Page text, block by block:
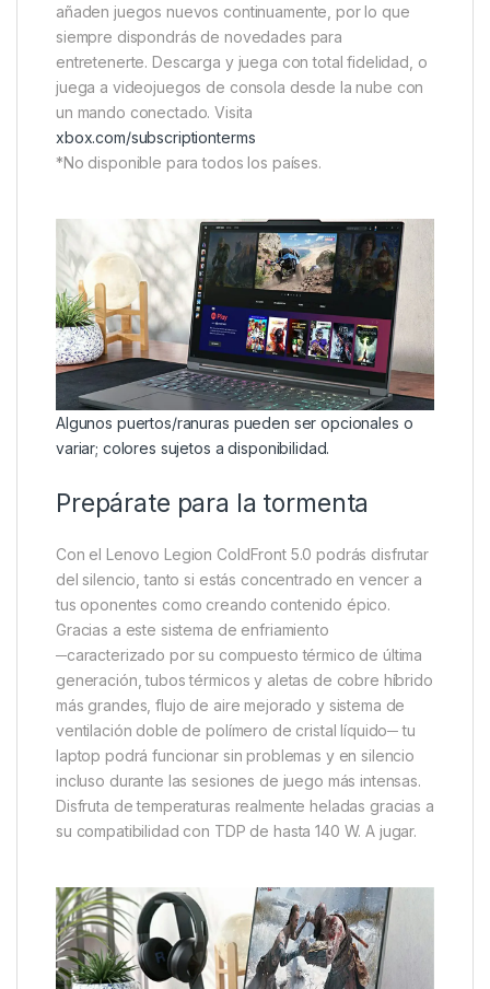
añaden juegos nuevos continuamente, por lo que
siempre dispondrás de novedades para
entretenerte. Descarga y juega con total fidelidad, o
juega a videojuegos de consola desde la nube con
un mando conectado. Visita
xbox.com/subscriptionterms
*No disponible para todos los países.
Algunos puertos/ranuras pueden ser opcionales o
variar; colores sujetos a disponibilidad.
Prepárate para la tormenta
Con el Lenovo Legion ColdFront 5.0 podrás disfrutar
del silencio, tanto si estás concentrado en vencer a
tus oponentes como creando contenido épico.
Gracias a este sistema de enfriamiento
─caracterizado por su compuesto térmico de última
generación, tubos térmicos y aletas de cobre híbrido
más grandes, flujo de aire mejorado y sistema de
ventilación doble de polímero de cristal líquido─ tu
laptop podrá funcionar sin problemas y en silencio
incluso durante las sesiones de juego más intensas.
Disfruta de temperaturas realmente heladas gracias a
su compatibilidad con TDP de hasta 140 W. A jugar.